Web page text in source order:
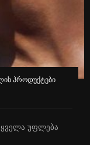
პროდუქტები
ყველა უფლება